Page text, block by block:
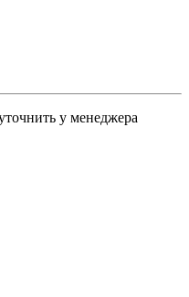
у менеджера